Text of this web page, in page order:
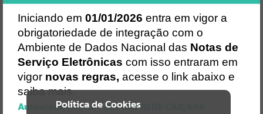
Resultados para""
PortaisPolítica de Cookies
Iniciando em 01/01/2026 entra em vigor a
obrigatoriedade de integração com o
Ambiente de Dados Nacional das Notas de
Serviço Eletrônicas com isso entraram em
vigor novas regras, acesse o link abaixo e
saiba mais.
Autoatendimento - MUNICÍPIO DE CAIÇARA
Gerenciamento do Sistema
CÓDIGO DA MENSAGEM:
Ocorreu um erro de script:
Uncaught SyntaxError: Unexpected token '('
https://caicara.atende.net/cidadao/pagina/static/bundle/wpo_index
_2_base_l2_portal_editores_sync_8e0467b083a5c31b5604002c973
72540.js?v=299ee590:47
Verificar Mais Detalhes